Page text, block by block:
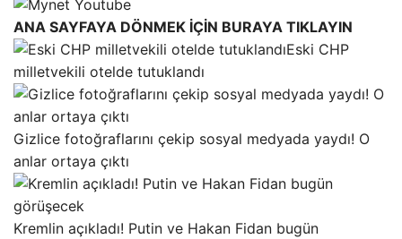
ANA SAYFAYA DÖNMEK İÇİN BURAYA TIKLAYIN
Eski CHP
milletvekili otelde tutuklandı
Gizlice fotoğraflarını çekip sosyal medyada yaydı! O
anlar ortaya çıktı
Kremlin açıkladı! Putin ve Hakan Fidan bugün